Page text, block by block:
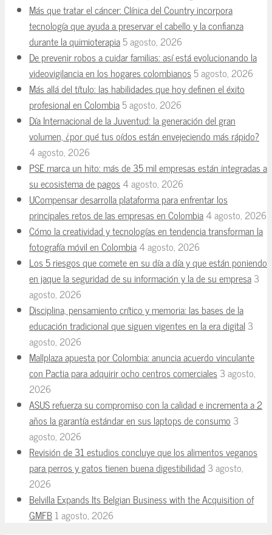
Más que tratar el cáncer: Clínica del Country incorpora
tecnología que ayuda a preservar el cabello y la confianza
durante la quimioterapia5 agosto, 2026
De prevenir robos a cuidar familias: así está evolucionando la
videovigilancia en los hogares colombianos5 agosto, 2026
Más allá del título: las habilidades que hoy definen el éxito
profesional en Colombia5 agosto, 2026
Día Internacional de la Juventud: la generación del gran
volumen, ¿por qué tus oídos están envejeciendo más rápido?
4 agosto, 2026
PSE marca un hito: más de 35 mil empresas están integradas a
su ecosistema de pagos4 agosto, 2026
UCompensar desarrolla plataforma para enfrentar los
principales retos de las empresas en Colombia4 agosto, 2026
Cómo la creatividad y tecnologías en tendencia transforman la
fotografía móvil en Colombia4 agosto, 2026
Los 5 riesgos que comete en su día a día y que están poniendo
en jaque la seguridad de su información y la de su empresa3
agosto, 2026
Disciplina, pensamiento crítico y memoria: las bases de la
educación tradicional que siguen vigentes en la era digital 3
agosto, 2026
Mallplaza apuesta por Colombia: anuncia acuerdo vinculante
con Pactia para adquirir ocho centros comerciales3 agosto,
2026
ASUS refuerza su compromiso con la calidad e incrementa a 2
años la garantía estándar en sus laptops de consumo 3
agosto, 2026
Revisión de 31 estudios concluye que los alimentos veganos
para perros y gatos tienen buena digestibilidad 3 agosto,
2026
Belvilla Expands Its Belgian Business with the Acquisition of
GMFB1 agosto, 2026